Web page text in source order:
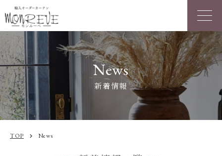
News
新着情報
TOP chevron_right News